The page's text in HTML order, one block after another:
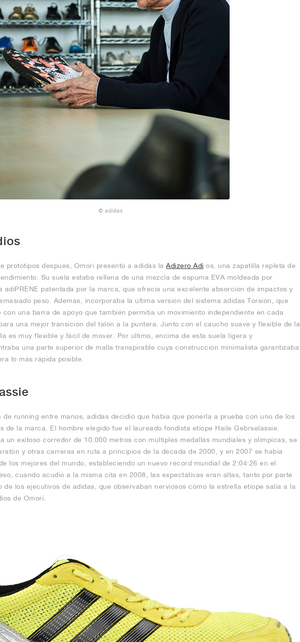
© adidas
prototipos después, Omori presentó a adidas la Adizero Adi os, una zapatilla repleta de
Su suela estaba rellena de una mezcla de espuma EVA moldeada por
adiPRENE patentada por la marca, que ofrecía una excelente absorción de impactos y
peso. Además, incorporaba la última versión del sistema adidas Torsion, que
con una barra de apoyo que también permitía un movimiento independiente en cada
una mejor transición del talón a la puntera. Junto con el caucho suave y flexible de la
es muy flexible y fácil de mover. Por último, encima de esta suela ligera y
una parte superior de malla transpirable cuya construcción minimalista garantizaba
lo más rápida posible.
de running entre manos, adidas decidió que había que ponerla a prueba con uno de los
de la marca. El hombre elegido fue el laureado fondista etíope Haile Gebrselassie.
un exitoso corredor de 10.000 metros con múltiples medallas mundiales y olímpicas, se
y otras carreras en ruta a principios de la década de 2000, y en 2007 se había
los mejores del mundo, estableciendo un nuevo récord mundial de 2:04:26 en el
cuando acudió a la misma cita en 2008, las expectativas eran altas, tanto por parte
de los ejecutivos de adidas, que observaban nerviosos cómo la estrella etíope salía a la
de Omori.